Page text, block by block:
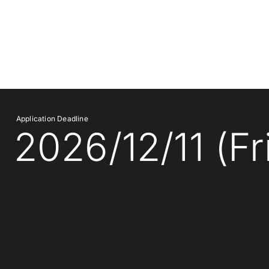
Application Deadline
2026/12/11